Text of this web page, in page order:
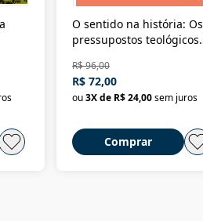
O sentido na história: Os
pressupostos teológicos
R$ 96,00
R$ 72,00
ou3X de R$ 24,00sem juros
Comprar